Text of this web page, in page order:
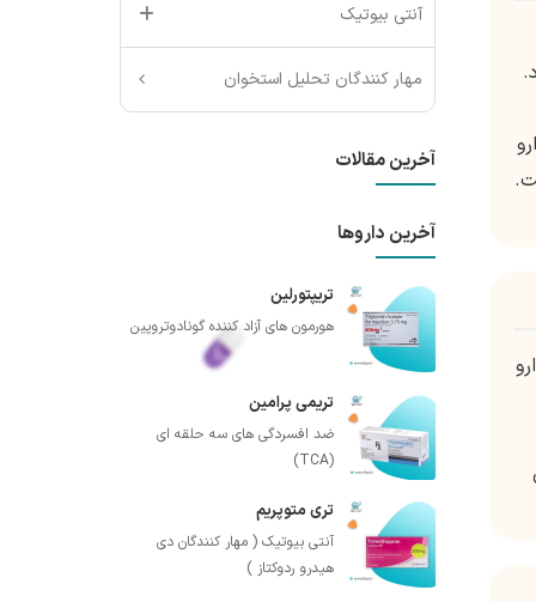
آنتی بیوتیک
مهار کنندگان تحلیل استخوان
آخرین مقالات
آخرین داروها
تریپتورلین
هورمون های آزاد کننده گونادوتروپین
تریمی پرامین
ضد افسردگی های سه حلقه ای
(TCA)
تری متوپریم
آنتی بیوتیک ( مهار کنندگان دی
هیدرو ردوکتاز )